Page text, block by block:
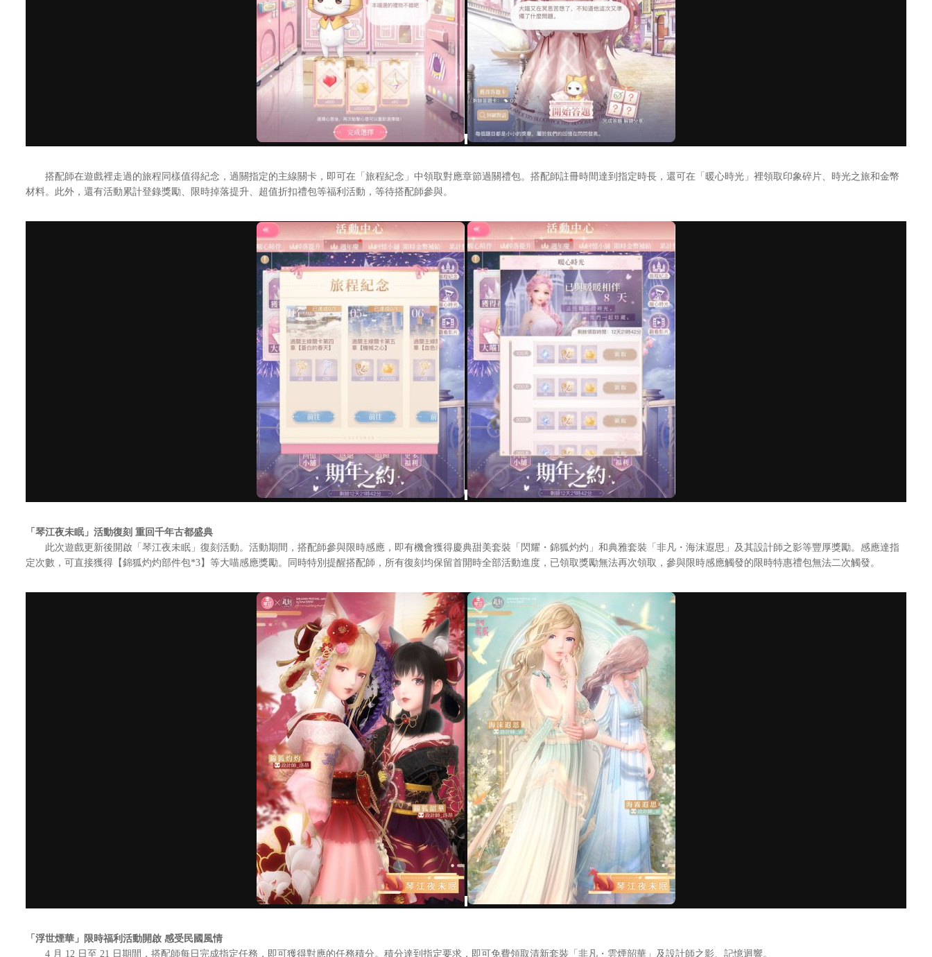
搭配師在遊戲裡走過的旅程同樣值得紀念，過關指定的主線關卡，即可在「旅程紀念」中領取對應章節過關禮包。搭配師註冊時間達到指定時長，還可在「暖心時光」裡領取印象碎片、時光之旅和金幣
材料。此外，還有活動累計登錄獎勵、限時掉落提升、超值折扣禮包等福利活動，等待搭配師參與。
「琴江夜未眠」活動復刻 重回千年古都盛典
此次遊戲更新後開啟「琴江夜未眠」復刻活動。活動期間，搭配師參與限時感應，即有機會獲得慶典甜美套裝「閃耀・錦狐灼灼」和典雅套裝「非凡・海沫遐思」及其設計師之影等豐厚獎勵。感應達指
定次數，可直接獲得【錦狐灼灼部件包*3】等大喵感應獎勵。同時特別提醒搭配師，所有復刻均保留首開時全部活動進度，已領取獎勵無法再次領取，參與限時感應觸發的限時特惠禮包無法二次觸發。
「浮世煙華」限時福利活動開啟 感受民國風情
4 月 12 日至 21 日期間，搭配師每日完成指定任務，即可獲得對應的任務積分。積分達到指定要求，即可免費領取清新套裝「非凡・雲煙韶華」及設計師之影、記憶迴響。